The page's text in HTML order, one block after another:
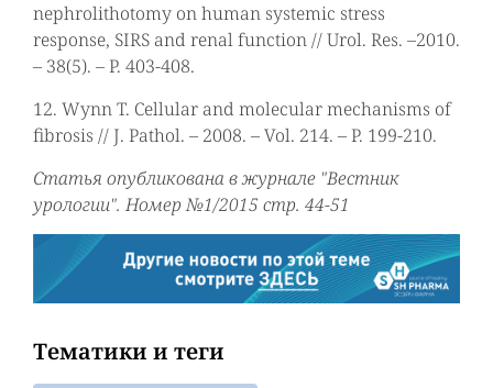
nephrolithotomy on human systemic stress
response, SIRS and renal function // Urol. Res. –2010.
– 38(5). – P. 403-408.
12. Wynn T. Cellular and molecular mechanisms of
fibrosis // J. Pathol. – 2008. – Vol. 214. – P. 199-210.
Статья опубликована в журнале "Вестник
урологии". Номер №1/2015 стр. 44-51
Тематики и теги